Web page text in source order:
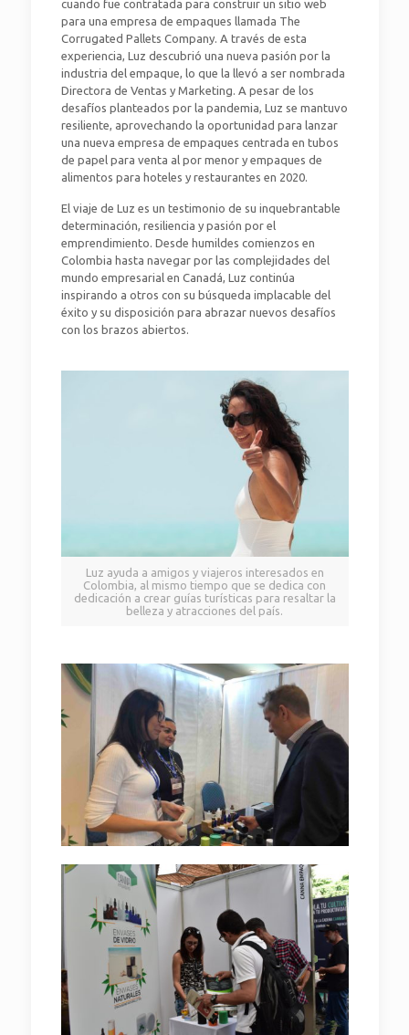
cuando fue contratada para construir un sitio web
para una empresa de empaques llamada The
Corrugated Pallets Company. A través de esta
experiencia, Luz descubrió una nueva pasión por la
industria del empaque, lo que la llevó a ser nombrada
Directora de Ventas y Marketing. A pesar de los
desafíos planteados por la pandemia, Luz se mantuvo
resiliente, aprovechando la oportunidad para lanzar
una nueva empresa de empaques centrada en tubos
de papel para venta al por menor y empaques de
alimentos para hoteles y restaurantes en 2020.
El viaje de Luz es un testimonio de su inquebrantable
determinación, resiliencia y pasión por el
emprendimiento. Desde humildes comienzos en
Colombia hasta navegar por las complejidades del
mundo empresarial en Canadá, Luz continúa
inspirando a otros con su búsqueda implacable del
éxito y su disposición para abrazar nuevos desafíos
con los brazos abiertos.
Luz ayuda a amigos y viajeros interesados en
Colombia, al mismo tiempo que se dedica con
dedicación a crear guías turísticas para resaltar la
belleza y atracciones del país.